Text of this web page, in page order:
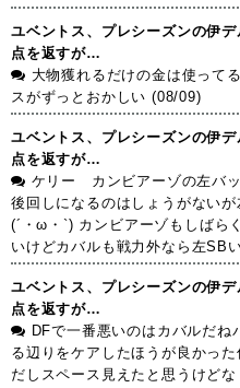
ユベントス、プレシーズンの伊
点を返すが…
大物獲れるだけの金は使って
スがずっとおかしい (08/09)
ユベントス、プレシーズンの伊
点を返すが…
ケリー カンビアーゾの左バ
後回しになるのはしょうがない
(´・ω・`) カンビアーゾもしばら
いけどカバルも戦力外なら左SB
ユベントス、プレシーズンの伊
点を返すが…
DFで一番悪いのはカバルだね
る辺りをケアしたほうが良かっ
だしスペース見えたと思うけど